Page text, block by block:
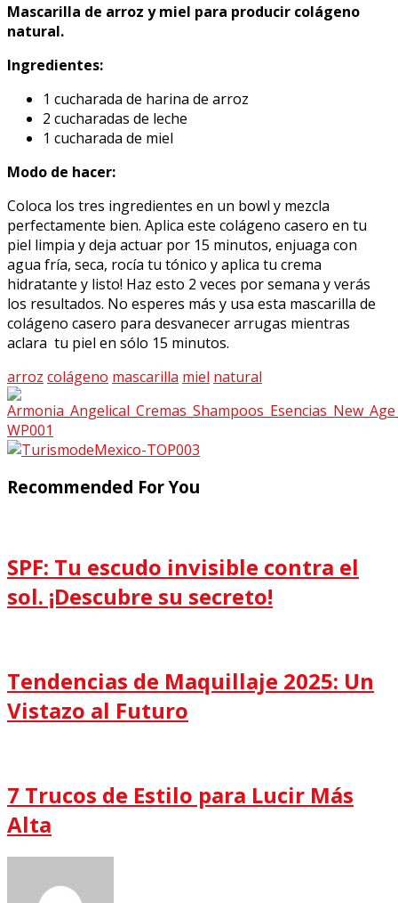
Mascarilla de arroz y miel para producir colágeno
natural.
Ingredientes:
1 cucharada de harina de arroz
2 cucharadas de leche
1 cucharada de miel
Modo de hacer:
Coloca los tres ingredientes en un bowl y mezcla
perfectamente bien. Aplica este colágeno casero en tu
piel limpia y deja actuar por 15 minutos, enjuaga con
agua fría, seca, rocía tu tónico y aplica tu crema
hidratante y listo! Haz esto 2 veces por semana y verás
los resultados. No esperes más y usa esta mascarilla de
colágeno casero para desvanecer arrugas mientras
aclara tu piel en sólo 15 minutos.
arroz colágeno mascarilla miel natural
Recommended For You
SPF: Tu escudo invisible contra el
sol. ¡Descubre su secreto!
Tendencias de Maquillaje 2025: Un
Vistazo al Futuro
7 Trucos de Estilo para Lucir Más
Alta